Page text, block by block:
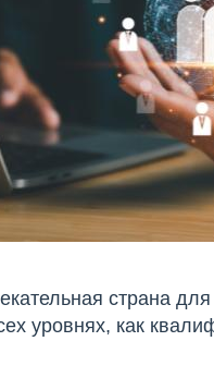
страна
уровнях, как